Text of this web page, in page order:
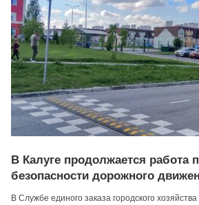
В Калуге продолжается работа
безопасности дорожного
В Службе единого заказа городского